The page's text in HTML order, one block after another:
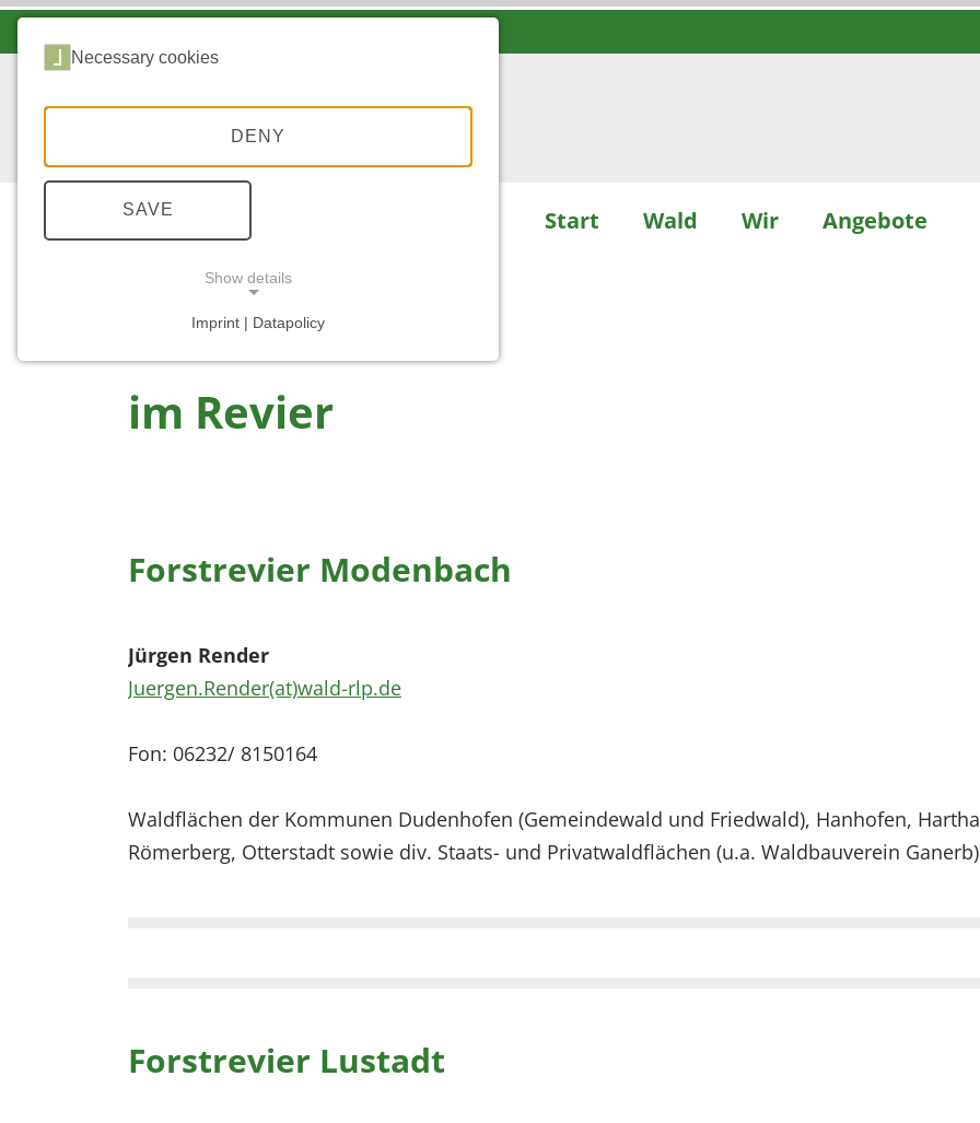
Start Wald Wir Angebote
... IM REVIER
im Revier
Forstrevier Modenbach
Jürgen Render
Juergen.Render(at)wald-rlp.de
Fon: 06232/ 8150164
Waldflächen der Kommunen Dudenhofen (Gemeindewald und Friedwald), Hanhofen,
Römerberg, Otterstadt sowie div. Staats- und Privatwaldflächen (u.a. Waldbauverein Ganerb)
Forstrevier Lustadt
Necessary cookies
DENY
SAVE
Show details
Imprint | Datapolicy